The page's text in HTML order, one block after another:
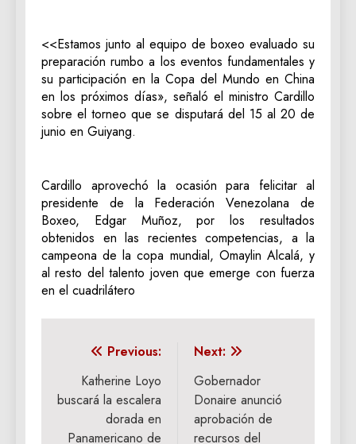
<<Estamos junto al equipo de boxeo evaluado su
preparación rumbo a los eventos fundamentales y
su participación en la Copa del Mundo en China
en los próximos días», señaló el ministro Cardillo
sobre el torneo que se disputará del 15 al 20 de
junio en Guiyang.
Cardillo aprovechó la ocasión para felicitar al
presidente de la Federación Venezolana de
Boxeo, Edgar Muñoz, por los resultados
obtenidos en las recientes competencias, a la
campeona de la copa mundial, Omaylin Alcalá, y
al resto del talento joven que emerge con fuerza
en el cuadrilátero
Navegación
entradas
Previous:
Katherine Loyo
buscará la escalera
dorada en
Panamericano de
Next:
Gobernador
Donaire anunció
aprobación de
recursos del